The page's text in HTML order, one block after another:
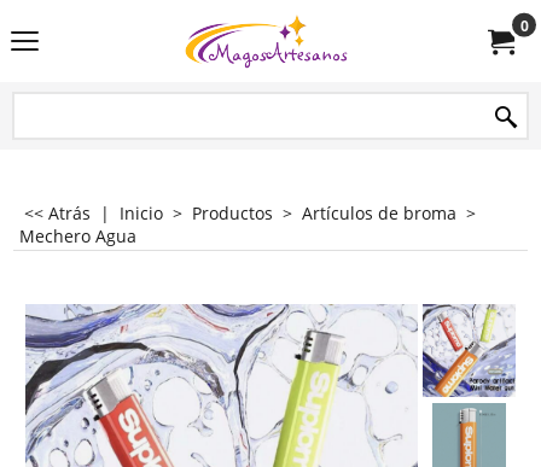
0
<< Atrás | Inicio > Productos > Artículos de broma >
Mechero Agua